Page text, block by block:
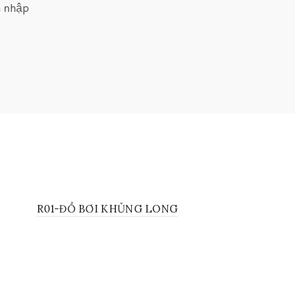
nhập
R01-ĐỒ BƠI KHỦNG LONG